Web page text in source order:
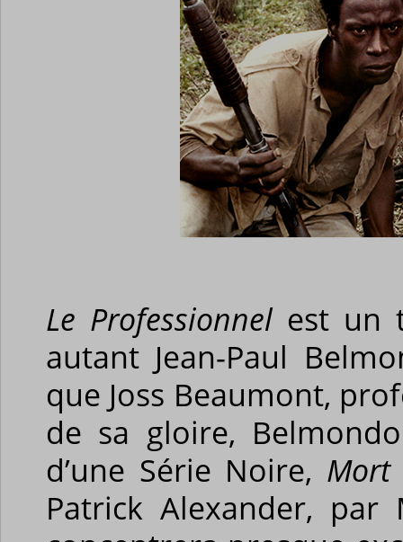
Le Professionnelest un
autant Jean-Paul
que Joss Beaumont,
de sa gloire,
d’une Série Noire, Mort
Patrick Alexander,